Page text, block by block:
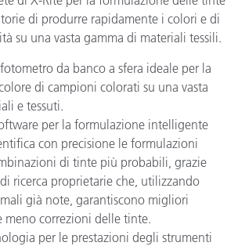
di produrre rapidamente i colori e di
su una vasta gamma di materiali tessili.
da banco a sfera ideale per la
di campioni colorati su una vasta
e tessuti.
per la formulazione intelligente
con precisione le formulazioni
di tinte più probabili, grazie
ricerca proprietarie che, utilizzando
già note, garantiscono migliori
meno correzioni delle tinte.
per le prestazioni degli strumenti